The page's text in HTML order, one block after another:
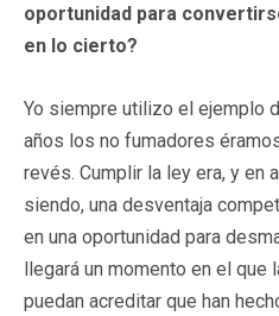
oportunidad para
en lo cierto?
Yo siempre utilizo el ejemplo
años los no fumadores
revés. Cumplir la ley era, y en
siendo, una desventaja
en una oportunidad para
llegará un momento en el que
puedan acreditar que han